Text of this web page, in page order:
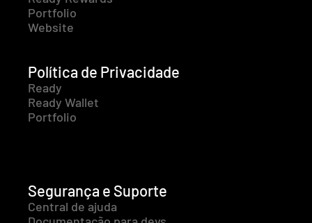
Portfolio
Website
Política de Privacidade
Ready
Ready Wallet
Portfolio
Segurança e Suporte
Central de ajuda